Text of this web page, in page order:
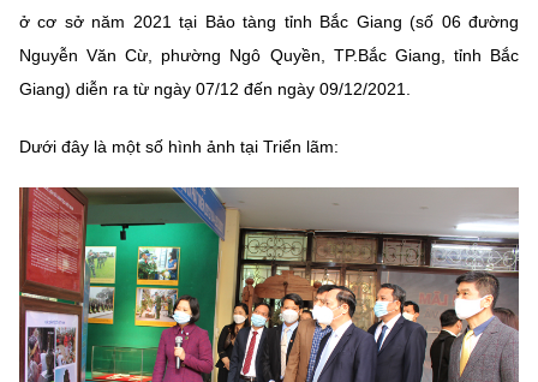
ở cơ sở năm 2021 tại Bảo tàng tỉnh Bắc Giang (số 06 đường
Nguyễn Văn Cừ, phường Ngô Quyền, TP.Bắc Giang, tỉnh Bắc
Giang) diễn ra từ ngày 07/12 đến ngày 09/12/2021.
Dưới đây là một số hình ảnh tại Triển lãm: